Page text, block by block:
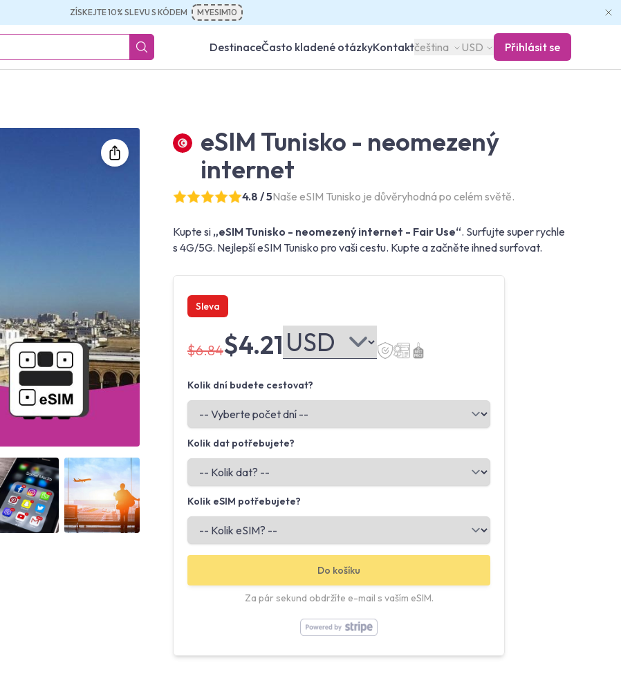
ZÍSKEJTE 10% SLEVU S KÓDEM MYESIM10
DestinaceČasto kladené otázkyKontaktčeština USD Přihlásit se
Angled view Angled view
eSIM Tunisko - neomezený
internet
4.8 / 5Naše eSIM Tunisko je důvěryhodná po celém světě.
Kupte si „eSIM Tunisko - neomezený internet - Fair Use“. Surfujte super rychle
s 4G/5G. Nejlepší eSIM Tunisko pro vaši cestu. Kupte a začněte ihned surfovat.
Sleva
$6.84$4.21
Kolik dní budete cestovat?
Kolik dat potřebujete?
Kolik eSIM potřebujete?
Do košíku
Za pár sekund obdržíte e-mail s vaším eSIM.